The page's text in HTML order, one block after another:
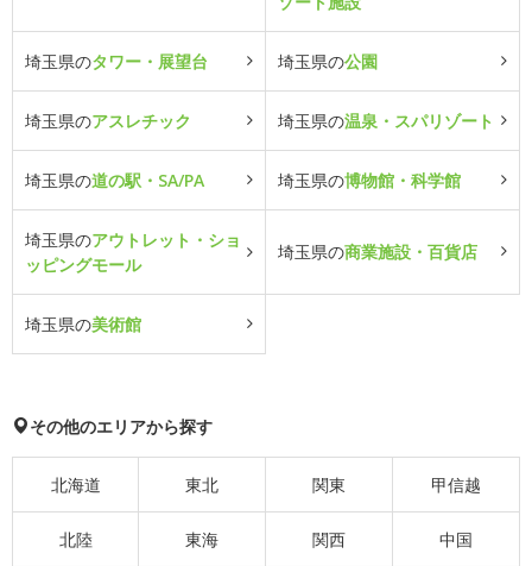
埼玉県のタワー・展望台 埼玉県の公園
埼玉県のアスレチック 埼玉県の温泉・スパリゾート
埼玉県の道の駅・SA/PA 埼玉県の博物館・科学館
埼玉県のアウトレット・ショ
ッピングモール
埼玉県の商業施設・百貨店
埼玉県の美術館
その他のエリアから探す
北海道 東北 関東 甲信越
北陸 東海 関西 中国